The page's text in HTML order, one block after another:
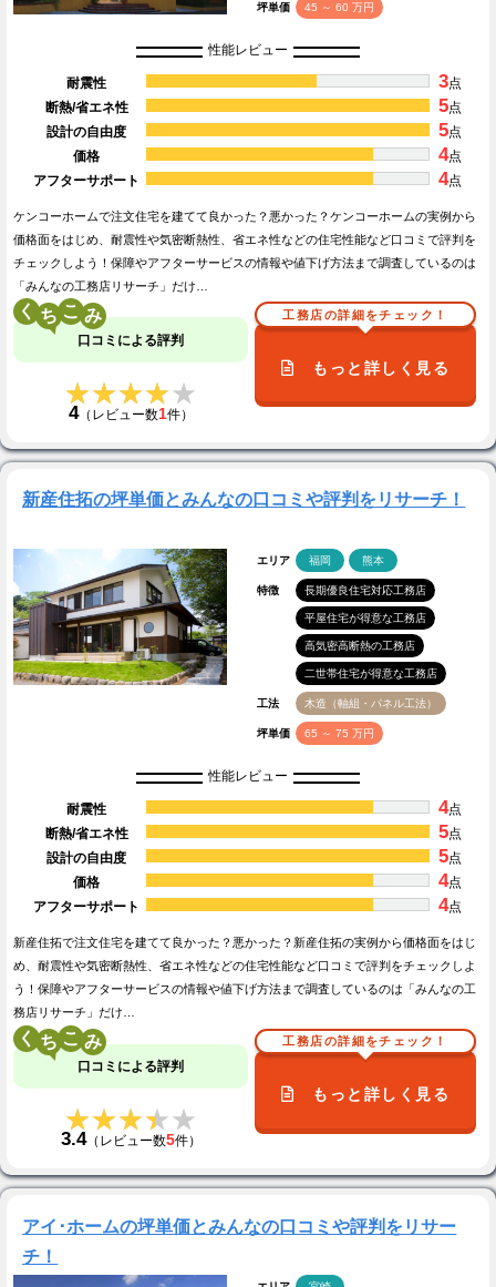
坪単価 45 ～ 60 万円
性能レビュー
耐震性 3点
断熱/省エネ性
5点
設計の自由度
5点
価格
4点
アフターサポート
4点
ケンコーホームで注文住宅を建てて良かった？悪かった？ケンコーホームの実例から
価格面をはじめ、耐震性や気密断熱性、省エネ性などの住宅性能など口コミで評判を
チェックしよう！保障やアフターサービスの情報や値下げ方法まで調査しているのは
「みんなの工務店リサーチ」だけ…
く こ
口コミによる評判
★★★★★
★★★★★
4（レビュー数1件）
工務店の詳細をチェック！
もっと詳しく見る
新産住拓の坪単価とみんなの口コミや評判をリサーチ！
エリア 福岡 熊本
特徴 長期優良住宅対応工務店
平屋住宅が得意な工務店
高気密高断熱の工務店
二世帯住宅が得意な工務店
工法 木造（軸組・パネル工法）
坪単価 65 ～ 75 万円
性能レビュー
耐震性 4点
断熱/省エネ性
5点
設計の自由度
5点
価格
4点
アフターサポート
4点
新産住拓で注文住宅を建てて良かった？悪かった？新産住拓の実例から価格面をはじ
め、耐震性や気密断熱性、省エネ性などの住宅性能など口コミで評判をチェックしよ
う！保障やアフターサービスの情報や値下げ方法まで調査しているのは「みんなの工
務店リサーチ」だけ…
く こ
口コミによる評判
★★★★★
★★★★★
3.4（レビュー数5件）
工務店の詳細をチェック！
もっと詳しく見る
アイ･ホームの坪単価とみんなの口コミや評判をリサー
チ！